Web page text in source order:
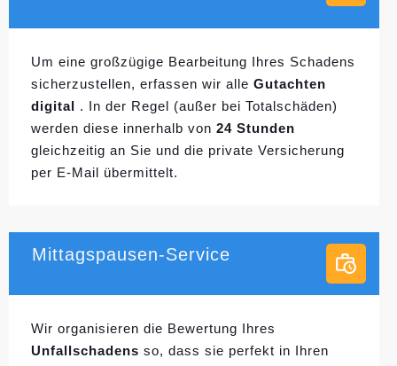
Um eine großzügige Bearbeitung Ihres Schadens
sicherzustellen, erfassen wir alle Gutachten
digital . In der Regel (außer bei Totalschäden)
werden diese innerhalb von 24 Stunden
gleichzeitig an Sie und die private Versicherung
per E-Mail übermittelt.
Mittagspausen-Service
Wir organisieren die Bewertung Ihres
Unfallschadens so, dass sie perfekt in Ihren